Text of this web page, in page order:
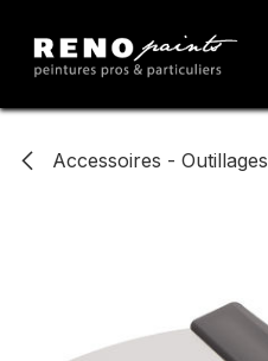
Accessoires - Outillages